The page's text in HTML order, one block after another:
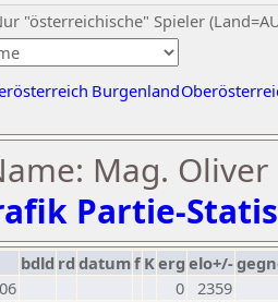
"österreichische" Spieler
Burgenland
Mag.
Partie-
bdld rd datumf Kerg elo+/-
0 2359